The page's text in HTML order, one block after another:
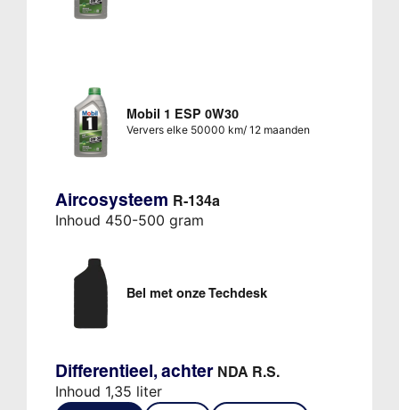
Mobil 1 ESP 0W30
Ververs elke 50000 km/ 12 maanden
Aircosysteem R-134a
Inhoud 450-500 gram
Bel met onze Techdesk
Differentieel, achter NDA R.S.
Inhoud 1,35 liter